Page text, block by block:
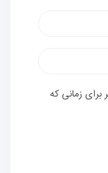
زمانی که